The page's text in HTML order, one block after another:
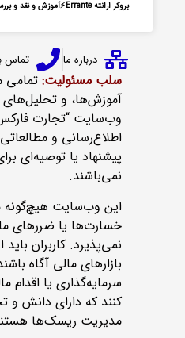
بروکر ارانته Errante⚡آموزش و نقد و بررسی تخصصی
درباره ما تماس
سلب مسئولیت: تمامی
آموزش‌ها، و تحلیل‌های
وب‌سایت “تجارت
اطلاع‌رسانی و
پیشنهاد یا توصیه‌ای
نمی‌باشند.
این وب‌سایت هیچ‌گونه
خسارت‌ها یا ضررهای
نمی‌پذیرد. کاربران
بازارهای مالی آگاه
سرمایه‌گذاری یا اقدام
کنند که دارای دانش و
مدیریت ریسک‌ها